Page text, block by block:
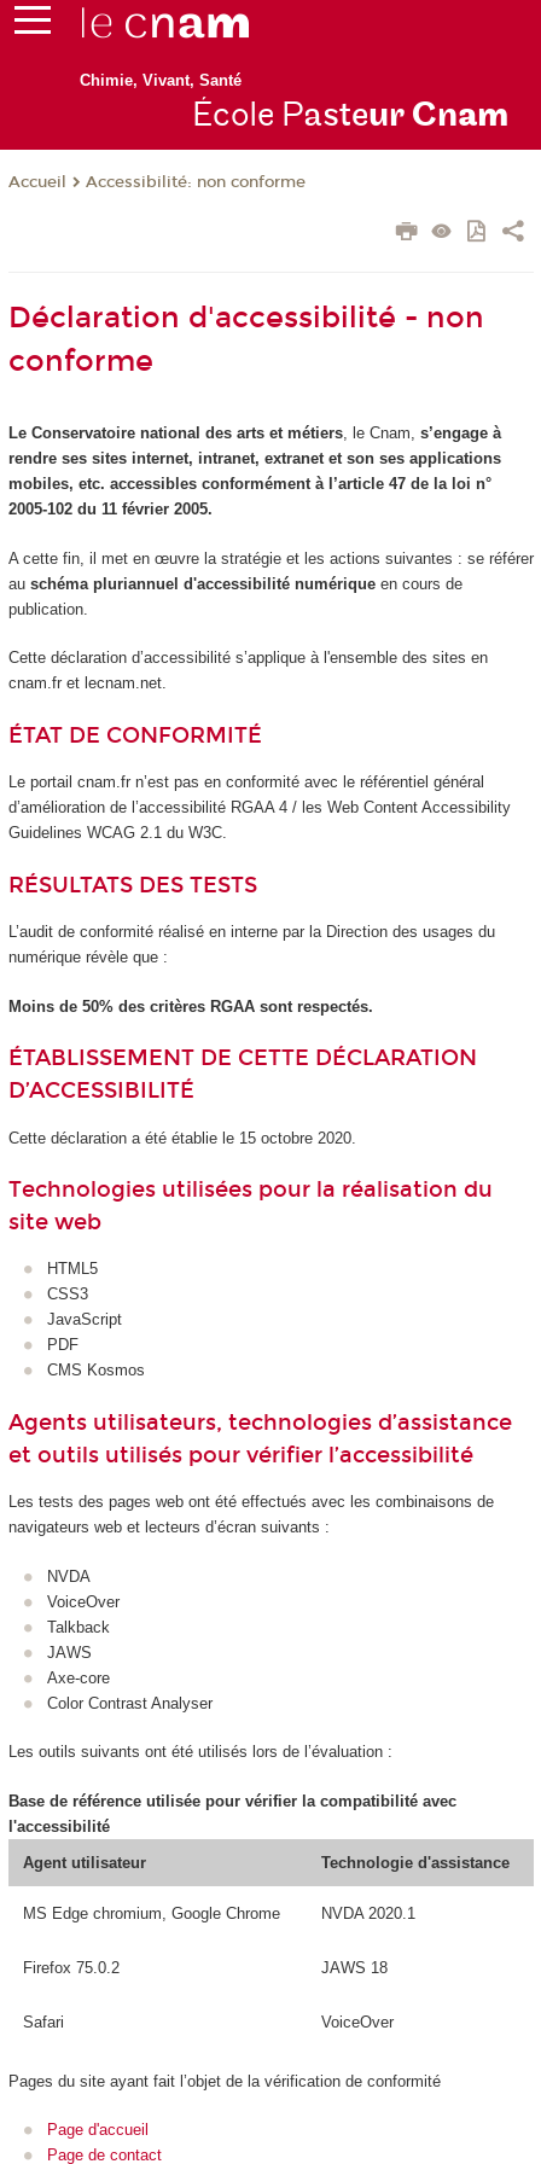
Chimie, Vivant, Santé
École Pasteur Cnam
Accueil Accessibilité: non conforme
Déclaration d'accessibilité - non
conforme
Le Conservatoire national des arts et métiers, le Cnam, s’engage à
rendre ses sites internet, intranet, extranet et son ses applications
mobiles, etc. accessibles conformément à l’article 47 de la loi n°
2005-102 du 11 février 2005.
A cette fin, il met en œuvre la stratégie et les actions suivantes : se référer
au schéma pluriannuel d'accessibilité numériqueen cours de
publication.
Cette déclaration d’accessibilité s’applique à l'ensemble des sites en
cnam.fr et lecnam.net.
ÉTAT DE CONFORMITÉ
Le portail cnam.fr n’est pas en conformité avec le référentiel général
d’amélioration de l’accessibilité RGAA 4 / les Web Content Accessibility
Guidelines WCAG 2.1 du W3C.
RÉSULTATS DES TESTS
L’audit de conformité réalisé en interne par la Direction des usages du
numérique révèle que :
Moins de 50% des critères RGAA sont respectés.
ÉTABLISSEMENT DE CETTE DÉCLARATION
D’ACCESSIBILITÉ
Cette déclaration a été établie le 15 octobre 2020.
Technologies utilisées pour la réalisation du
site web
HTML5
CSS3
JavaScript
PDF
CMS Kosmos
Agents utilisateurs, technologies d’assistance
et outils utilisés pour vérifier l’accessibilité
Les tests des pages web ont été effectués avec les combinaisons de
navigateurs web et lecteurs d’écran suivants :
NVDA
VoiceOver
Talkback
JAWS
Axe-core
Color Contrast Analyser
Les outils suivants ont été utilisés lors de l’évaluation :
Base de référence utilisée pour vérifier la compatibilité avec
l'accessibilité
Agent utilisateur
Technologie d'assistance
MS Edge chromium, Google Chrome NVDA 2020.1
Firefox 75.0.2 JAWS 18
Safari VoiceOver
Pages du site ayant fait l’objet de la vérification de conformité
Page d'accueil
Page de contact